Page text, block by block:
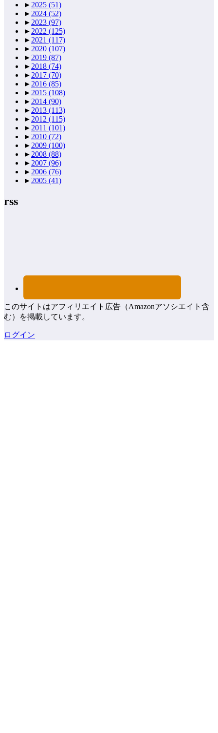
► 2025 (51)
► 2024 (52)
► 2023 (97)
► 2022 (125)
► 2021 (117)
► 2020 (107)
► 2019 (87)
► 2018 (74)
► 2017 (70)
► 2016 (85)
► 2015 (108)
► 2014 (90)
► 2013 (113)
► 2012 (115)
► 2011 (101)
► 2010 (72)
► 2009 (100)
► 2008 (88)
► 2007 (96)
► 2006 (76)
► 2005 (41)
rss
このサイトはアフィリエイト広告（Amazonアソシエイト含
む）を掲載しています。
ログイン